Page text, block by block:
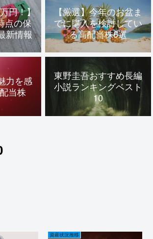
円！】
点の保
新情報
【厳選】今年のお盆ま
でに購入を検討してい
る高配当株6選
力を感
当株
東野圭吾おすすめ長編
小説ランキングベスト
10
資産状況推移